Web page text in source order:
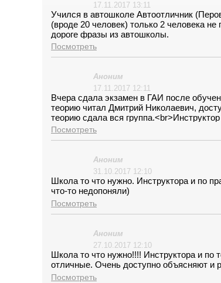
17.11.2017 13:11
Учился в автошколе Автоотличник
(вроде 20 человек) только 2 человека
дороге фразы из автошколы.
Посмотреть
Аноним
17.11.2017 12:11
Вчера сдала экзамен в ГАИ после
теорию читал Дмитрий Николаевич,
теорию сдала вся
сеансы тупления и прочего.<br>Словом,
рекомендовать с чистой и незамутненной
Посмотреть
Аноним
31.10.2017 12:10
Школа то что нужно. Инструктора и по
что-то недопоняли)
Посмотреть
Аноним
27.10.2017 12:10
Школа то что нужно!!!! Инструктора и
отличные. Очень доступно объясняют и
Посмотреть